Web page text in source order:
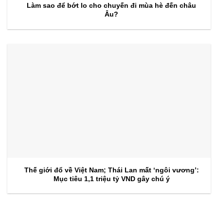
Làm sao để bớt lo cho chuyến đi mùa hè đến châu
Âu?
Thế giới đổ về Việt Nam; Thái Lan mất ‘ngôi vương’:
Mục tiêu 1,1 triệu tỷ VND gây chú ý